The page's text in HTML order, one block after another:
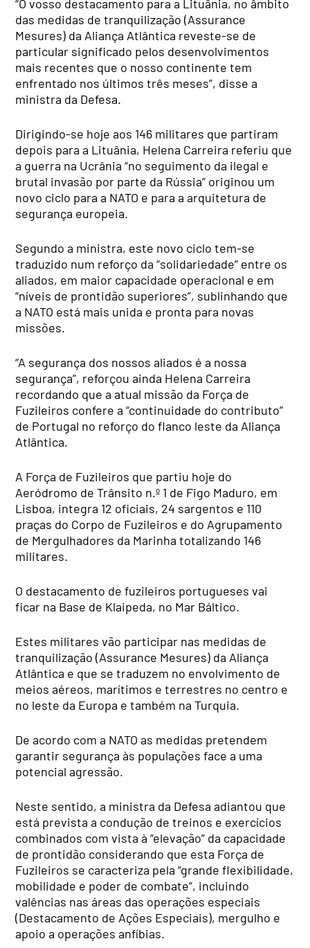
“O vosso destacamento para a Lituânia, no âmbito
das medidas de tranquilização (Assurance
Mesures) da Aliança Atlântica reveste-se de
particular significado pelos desenvolvimentos
mais recentes que o nosso continente tem
enfrentado nos últimos três meses”, disse a
ministra da Defesa.
Dirigindo-se hoje aos 146 militares que partiram
depois para a Lituânia, Helena Carreira referiu que
a guerra na Ucrânia “no seguimento da ilegal e
brutal invasão por parte da Rússia” originou um
novo ciclo para a NATO e para a arquitetura de
segurança europeia.
Segundo a ministra, este novo ciclo tem-se
traduzido num reforço da “solidariedade” entre os
aliados, em maior capacidade operacional e em
“níveis de prontidão superiores”, sublinhando que
a NATO está mais unida e pronta para novas
missões.
“A segurança dos nossos aliados é a nossa
segurança”, reforçou ainda Helena Carreira
recordando que a atual missão da Força de
Fuzileiros confere a “continuidade do contributo”
de Portugal no reforço do flanco leste da Aliança
Atlântica.
A Força de Fuzileiros que partiu hoje do
Aeródromo de Trânsito n.º 1 de Figo Maduro, em
Lisboa, integra 12 oficiais, 24 sargentos e 110
praças do Corpo de Fuzileiros e do Agrupamento
de Mergulhadores da Marinha totalizando 146
militares.
O destacamento de fuzileiros portugueses vai
ficar na Base de Klaipeda, no Mar Báltico.
Estes militares vão participar nas medidas de
tranquilização (Assurance Mesures) da Aliança
Atlântica e que se traduzem no envolvimento de
meios aéreos, marítimos e terrestres no centro e
no leste da Europa e também na Turquia.
De acordo com a NATO as medidas pretendem
garantir segurança às populações face a uma
potencial agressão.
Neste sentido, a ministra da Defesa adiantou que
está prevista a condução de treinos e exercícios
combinados com vista à “elevação” da capacidade
de prontidão considerando que esta Força de
Fuzileiros se caracteriza pela “grande flexibilidade,
mobilidade e poder de combate”, incluindo
valências nas áreas das operações especiais
(Destacamento de Ações Especiais), mergulho e
apoio a operações anfíbias.